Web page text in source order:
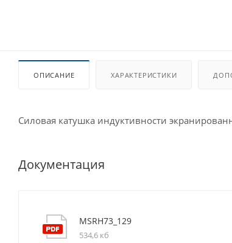
ОПИСАНИЕ ХАРАКТЕРИСТИКИ
Силовая катушка индуктивности
Документация
MSRH73_129
534,6 кб